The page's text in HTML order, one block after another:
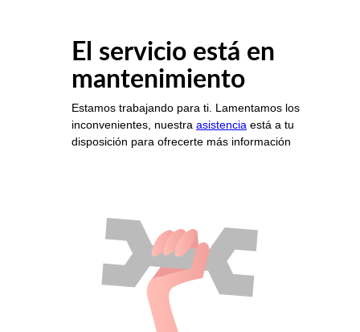
El servicio está en
mantenimiento
Estamos trabajando para ti. Lamentamos los
inconvenientes, nuestra asistencia está a tu
disposición para ofrecerte más información